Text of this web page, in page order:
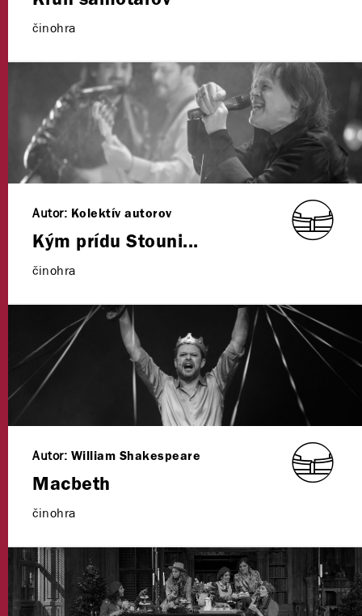
činohra
Autor: Kolektív autorov
Kým prídu Stouni...
činohra
Autor: William Shakespeare
Macbeth
činohra